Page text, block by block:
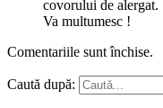
covorului de alergat.
Va multumesc !
Comentariile sunt închise.
Caută după: